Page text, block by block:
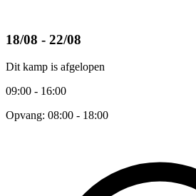
18/08 - 22/08
Dit kamp is afgelopen
09:00 - 16:00
Opvang: 08:00 - 18:00